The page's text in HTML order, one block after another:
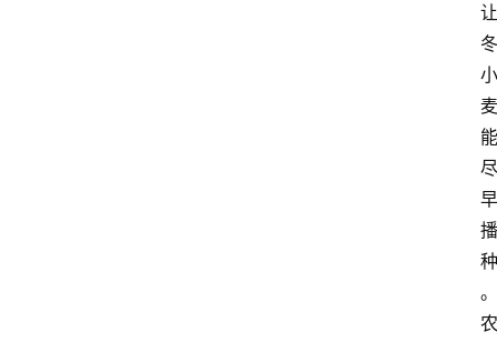
让
冬
小
麦
能
尽
早
播
种
。
农